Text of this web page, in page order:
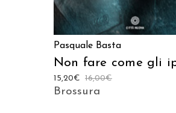
Pasquale Basta
Non fare come gli
16,00€
15,20€
Brossura